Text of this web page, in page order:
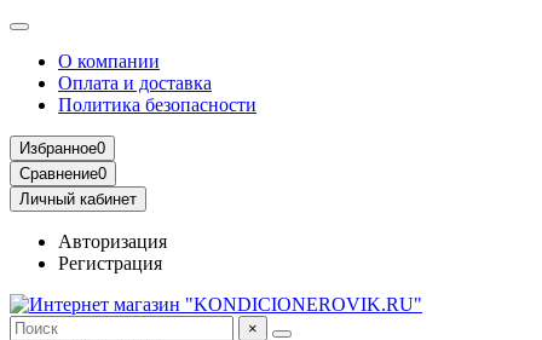
О компании
Оплата и доставка
Политика безопасности
Избранное0
Сравнение0
Личный кабинет
Авторизация
Регистрация
×